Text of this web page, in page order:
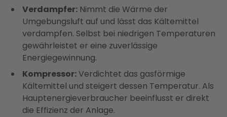
Verdampfer: Nimmt die Wärme der
Umgebungsluft auf und lässt das Kältemittel
verdampfen. Selbst bei niedrigen Temperaturen
gewährleistet er eine zuverlässige
Energiegewinnung.
Kompressor:Verdichtet das gasförmige
Kältemittel und steigert dessen Temperatur. Als
Hauptenergieverbraucher beeinflusst er direkt
die Effizienz der Anlage.